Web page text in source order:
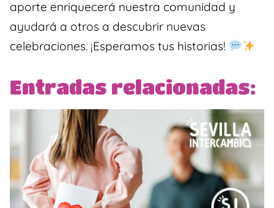
aporte enriquecerá nuestra comunidad y
ayudará a otros a descubrir nuevas
celebraciones. ¡Esperamos tus historias!
Entradas relacionadas: